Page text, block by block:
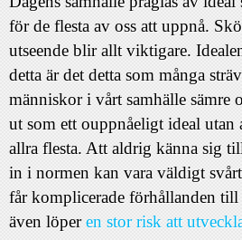
för de flesta av oss att uppnå.
utseende blir allt viktigare.
detta är det detta som många
människor i vårt samhälle sämre
ut som ett ouppnåeligt ideal utan
allra flesta. Att aldrig känna sig
in i normen kan vara väldigt
får komplicerade förhållanden
även löperen stor risk att